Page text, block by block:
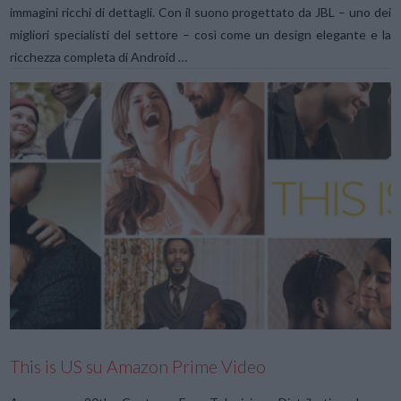
VIEW POST
immagini ricchi di dettagli. Con il suono progettato da JBL – uno dei
migliori specialisti del settore – così come un design elegante e la
ricchezza completa di Android …
This is US su Amazon Prime Video